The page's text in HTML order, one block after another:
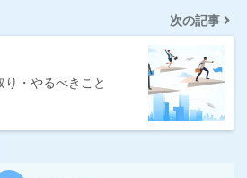
サポートが手厚い
スカウトサービス
次の記事
・やるべきこと